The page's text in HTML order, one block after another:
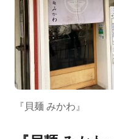
『貝麺 みかわ』